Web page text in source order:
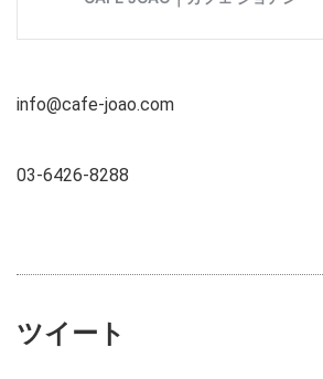
info@cafe-joao.com
03-6426-8288
ツイート